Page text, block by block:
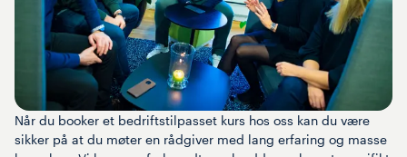
Når du booker et bedriftstilpasset kurs hos oss kan du være
sikker på at du møter en rådgiver med lang erfaring og masse